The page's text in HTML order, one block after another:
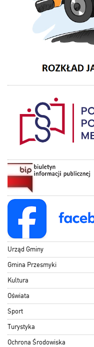
Urząd Gminy
Gmina Przesmyki
Kultura
Oświata
Sport
Turystyka
Ochrona Środowiska